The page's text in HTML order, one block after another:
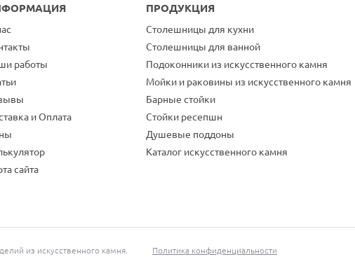
работы
и Оплата
сайта
ПРОДУКЦИЯ
Столешницы для кухни
Столешницы для ванной
Подоконники из искусственного камня
Мойки и раковины из искусственного камня
Барные стойки
Стойки ресепшн
Душевые поддоны
Каталог искусственного камня
из искусственного камня. Политика конфиденциальности